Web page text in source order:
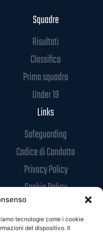
tecnologie come i cookie
del dispositivo. Il
Squadre
Risultati
Classifica
Prima squadra
Under 19
Links
Safeguarding
Codice di Condotta
Privacy Policy
Cookie Policy